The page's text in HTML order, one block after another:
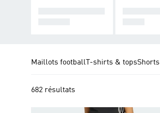
Maillots footballT-shirts & topsShorts
682 résultats